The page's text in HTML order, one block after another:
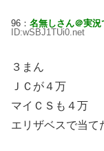
96： 名無しさん＠実況
ID:wSBJ1TUi0.net
３まん
ＪＣが４万
マイＣＳも４万
エリザベスで当て